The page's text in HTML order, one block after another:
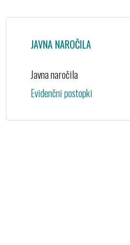
JAVNA NAROČILA
Javna naročila
Evidenčni postopki